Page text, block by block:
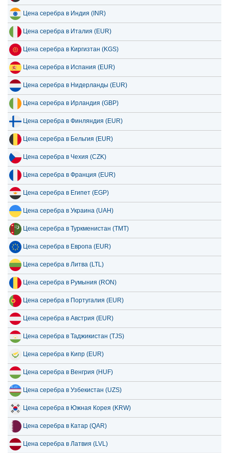
Цена серебра в Индия (INR)
Цена серебра в Италия (EUR)
Цена серебра в Киргизтан (KGS)
Цена серебра в Испания (EUR)
Цена серебра в Нидерланды (EUR)
Цена серебра в Ирландия (GBP)
Цена серебра в Финляндия (EUR)
Цена серебра в Бельгия (EUR)
Цена серебра в Чехия (CZK)
Цена серебра в Франция (EUR)
Цена серебра в Египет (EGP)
Цена серебра в Украина (UAH)
Цена серебра в Туркменистан (TMT)
Цена серебра в Европа (EUR)
Цена серебра в Литва (LTL)
Цена серебра в Румыния (RON)
Цена серебра в Португалия (EUR)
Цена серебра в Австрия (EUR)
Цена серебра в Таджикистан (TJS)
Цена серебра в Кипр (EUR)
Цена серебра в Венгрия (HUF)
Цена серебра в Узбекистан (UZS)
Цена серебра в Южная Корея (KRW)
Цена серебра в Катар (QAR)
Цена серебра в Латвия (LVL)